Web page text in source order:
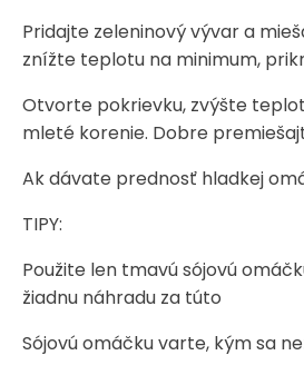
Pridajte zeleninový vývar a
znížte teplotu na minimum,
Otvorte pokrievku, zvýšte
mleté korenie. Dobre
Ak dávate prednosť hladkej
TIPY:
Použite len tmavú sójovú
žiadnu náhradu za túto
Sójovú omáčku varte, kým sa